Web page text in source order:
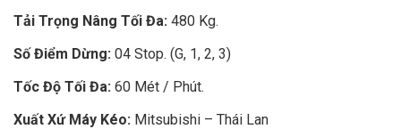
Tải Trọng Nâng Tối Đa: 480 Kg.
Số Điểm Dừng: 04 Stop. (G, 1, 2, 3)
Tốc Độ Tối Đa: 60 Mét / Phút.
Xuất Xứ Máy Kéo: Mitsubishi – Thái Lan